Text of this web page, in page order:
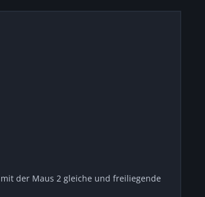
der Maus 2 gleiche und freiliegende